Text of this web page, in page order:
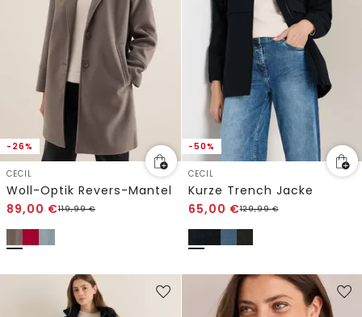
-26%
CECIL
Woll-Optik Revers-Mantel
89,00 €119,99€
-50%
CECIL
Kurze Trench Jacke
65,00 €129,99€